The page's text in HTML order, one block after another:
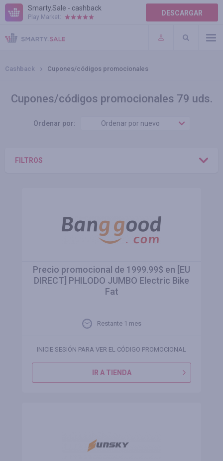
Smarty.Sale - cashback
Play Market: DESCARGAR
TÉRMINOS DE USO
COMPLEMENTOS
Cashback Cupones/códigos promocionales
Cupones/códigos promocionales 79 uds.
Ordenar por: Ordenar por nuevo
FILTROS
Precio promocional de 1999.99$ en [EU
DIRECT] PHILODO JUMBO Electric Bike
Fat
Restante 1 mes
INICIE SESIÓN PARA VER EL CÓDIGO PROMOCIONAL
IR A TIENDA